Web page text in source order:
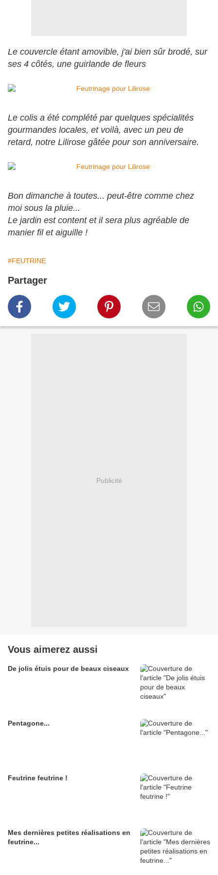
Le couvercle étant amovible, j'ai bien sûr brodé, sur
ses 4 côtés, une guirlande de fleurs
Le colis a été complété par quelques spécialités
gourmandes locales, et voilà, avec un peu de
retard, notre Lilirose gâtée pour son anniversaire.
Bon dimanche à toutes... peut-être comme chez
moi sous la pluie...
Le jardin est content et il sera plus agréable de
manier fil et aiguille !
#FEUTRINE
Partager
Publicité
Vous aimerez aussi
De jolis étuis pour de beaux ciseaux
Pentagone...
Feutrine feutrine !
Mes dernières petites réalisations en
feutrine...